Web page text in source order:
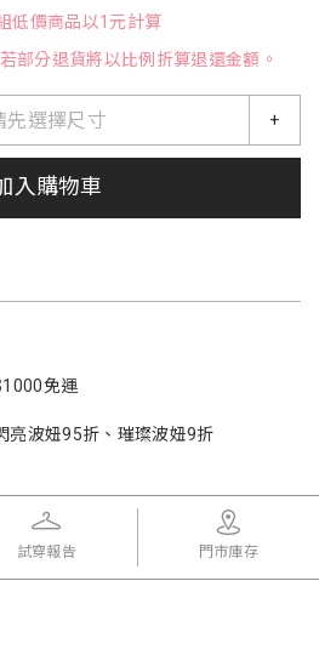
低價商品以1元計算
部分退貨將以比例折算退還金額。
先選擇尺寸 +
入購物車
免運
亮波妞95折、璀璨波妞9折
試穿報告 門市庫存